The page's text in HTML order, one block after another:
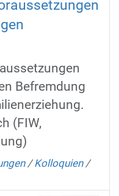
Befremdung
(FIW,
/Kolloquien /